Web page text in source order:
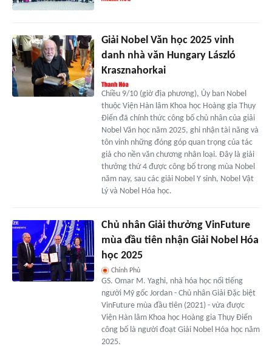
Giải Nobel Văn học 2025 vinh
danh nhà văn Hungary László
Krasznahorkai
Chiều 9/10 (giờ địa phương), Ủy ban Nobel
thuộc Viện Hàn lâm Khoa học Hoàng gia Thụy
Điển đã chính thức công bố chủ nhân của giải
Nobel Văn học năm 2025, ghi nhận tài năng và
tôn vinh những đóng góp quan trọng của tác
giả cho nền văn chương nhân loại. Đây là giải
thưởng thứ 4 được công bố trong mùa Nobel
năm nay, sau các giải Nobel Y sinh, Nobel Vật
Lý và Nobel Hóa học.
Chủ nhân Giải thưởng VinFuture
mùa đầu tiên nhận Giải Nobel Hóa
học 2025
Chính Phủ
GS. Omar M. Yaghi, nhà hóa học nổi tiếng
người Mỹ gốc Jordan - Chủ nhân Giải Đặc biệt
VinFuture mùa đầu tiên (2021) - vừa được
Viện Hàn lâm Khoa học Hoàng gia Thụy Điển
công bố là người đoạt Giải Nobel Hóa học năm
2025.